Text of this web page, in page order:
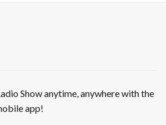
Show anytime, anywhere with the
app!